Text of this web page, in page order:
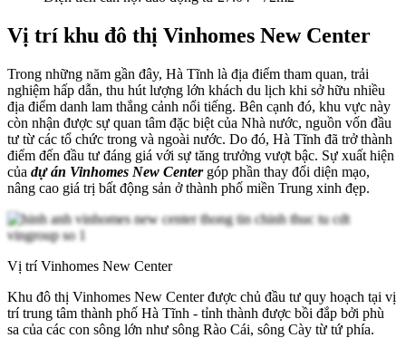
Vị trí khu đô thị Vinhomes New Center
Trong những năm gần đây, Hà Tĩnh là địa điểm tham quan, trải
nghiệm hấp dẫn, thu hút lượng lớn khách du lịch khi sở hữu nhiều
địa điểm danh lam thắng cảnh nổi tiếng. Bên cạnh đó, khu vực này
còn nhận được sự quan tâm đặc biệt của Nhà nước, nguồn vốn đầu
tư từ các tổ chức trong và ngoài nước. Do đó, Hà Tĩnh đã trở thành
điểm đến đầu tư đáng giá với sự tăng trưởng vượt bậc. Sự xuất hiện
của dự án Vinhomes New Center góp phần thay đổi diện mạo,
nâng cao giá trị bất động sản ở thành phố miền Trung xinh đẹp.
Vị trí Vinhomes New Center
Khu đô thị Vinhomes New Center được chủ đầu tư quy hoạch tại vị
trí trung tâm thành phố Hà Tĩnh - tỉnh thành được bồi đắp bởi phù
sa của các con sông lớn như sông Rào Cái, sông Cày từ tứ phía.